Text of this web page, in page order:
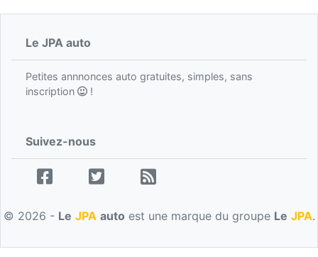
Le JPA auto
Petites annnonces auto gratuites, simples, sans
inscription
!
Suivez-nous
© 2026 - Le JPA auto est une marque du groupe Le JPA.